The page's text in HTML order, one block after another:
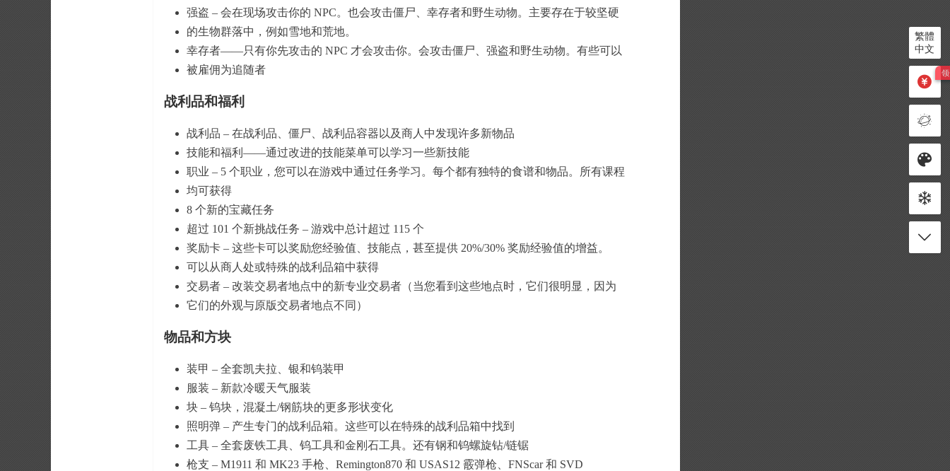
强盗 – 会在现场攻击你的 NPC。也会攻击僵尸、幸存者和野生动物。主要存在于较坚硬
的生物群落中，例如雪地和荒地。
幸存者——只有你先攻击的 NPC 才会攻击你。会攻击僵尸、强盗和野生动物。有些可以
被雇佣为追随者
战利品和福利
战利品 – 在战利品、僵尸、战利品容器以及商人中发现许多新物品
技能和福利——通过改进的技能菜单可以学习一些新技能
职业 – 5 个职业，您可以在游戏中通过任务学习。每个都有独特的食谱和物品。所有课程
均可获得
8 个新的宝藏任务
超过 101 个新挑战任务 – 游戏中总计超过 115 个
奖励卡 – 这些卡可以奖励您经验值、技能点，甚至提供 20%/30% 奖励经验值的增益。
可以从商人处或特殊的战利品箱中获得
交易者 – 改装交易者地点中的新专业交易者（当您看到这些地点时，它们很明显，因为
它们的外观与原版交易者地点不同）
物品和方块
装甲 – 全套凯夫拉、银和钨装甲
服装 – 新款冷暖天气服装
块 – 钨块，混凝土/钢筋块的更多形状变化
照明弹 – 产生专门的战利品箱。这些可以在特殊的战利品箱中找到
工具 – 全套废铁工具、钨工具和金刚石工具。还有钢和钨螺旋钻/链锯
枪支 – M1911 和 MK23 手枪、Remington870 和 USAS12 霰弹枪、FNScar 和 SVD
繁體
中文